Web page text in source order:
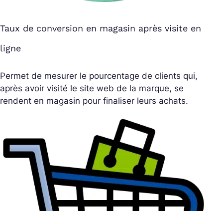
Taux de conversion en magasin après visite en
ligne
Permet de mesurer le pourcentage de clients qui,
après avoir visité le site web de la marque, se
rendent en magasin pour finaliser leurs achats.